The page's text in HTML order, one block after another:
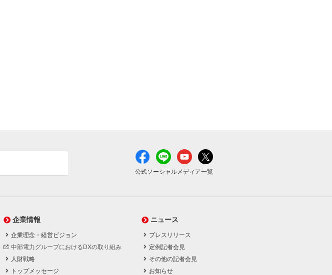
公式ソーシャルメディア一覧
企業情報
企業理念・経営ビジョン
中部電力グループにおけるDXの取り組み
人財戦略
トップメッセージ
ニュース
プレスリリース
定例記者会見
その他の記者会見
お知らせ